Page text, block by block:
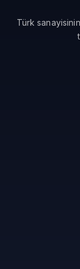
Türk